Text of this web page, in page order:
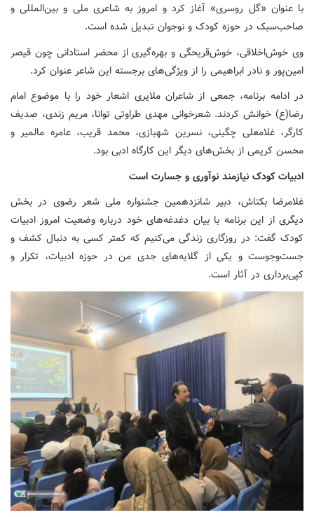
با عنوان «گل روسری» آغاز کرد و امروز به شاعری ملی و بین‌المللی و
صاحب‌سبک در حوزه کودک و نوجوان تبدیل شده است.
وی خوش‌اخلاقی، خوش‌قریحگی و بهره‌گیری از محضر استادانی چون قیصر
امین‌پور و نادر ابراهیمی را از ویژگی‌های برجسته این شاعر عنوان کرد.
در ادامه برنامه، جمعی از شاعران ملایری اشعار خود را با موضوع امام
رضا(ع) خوانش کردند. شعرخوانی مهدی طراوتی توانا، مریم زندی، صدیف
کارگر، غلامعلی چگینی، نسرین شهبازی، محمد قریب، عامره مالمیر و
محسن کریمی از بخش‌های دیگر این کارگاه ادبی بود.
ادبیات کودک نیازمند نوآوری و جسارت است
غلامرضا بکتاش، دبیر شانزدهمین جشنواره ملی شعر رضوی در بخش
دیگری از این برنامه با بیان دغدغه‌های خود درباره وضعیت امروز ادبیات
کودک گفت: در روزگاری زندگی می‌کنیم که کمتر کسی به دنبال کشف و
جست‌وجوست و یکی از گلایه‌های جدی من در حوزه ادبیات، تکرار و
کپی‌برداری در آثار است.